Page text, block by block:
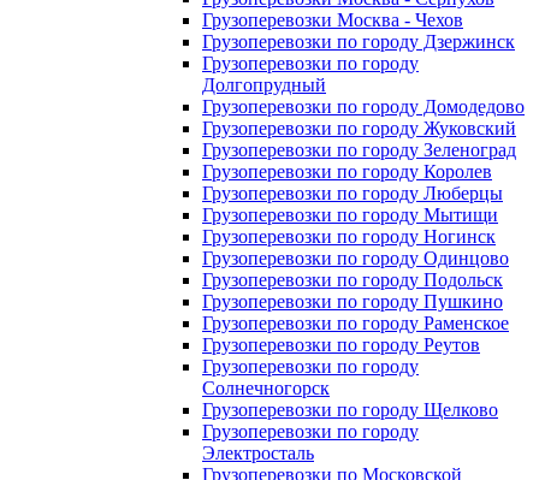
Грузоперевозки Москва - Чехов
Грузоперевозки по городу Дзержинск
Грузоперевозки по городу
Долгопрудный
Грузоперевозки по городу Домодедово
Грузоперевозки по городу Жуковский
Грузоперевозки по городу Зеленоград
Грузоперевозки по городу Королев
Грузоперевозки по городу Люберцы
Грузоперевозки по городу Мытищи
Грузоперевозки по городу Ногинск
Грузоперевозки по городу Одинцово
Грузоперевозки по городу Подольск
Грузоперевозки по городу Пушкино
Грузоперевозки по городу Раменское
Грузоперевозки по городу Реутов
Грузоперевозки по городу
Солнечногорск
Грузоперевозки по городу Щелково
Грузоперевозки по городу
Электросталь
Грузоперевозки по Московской